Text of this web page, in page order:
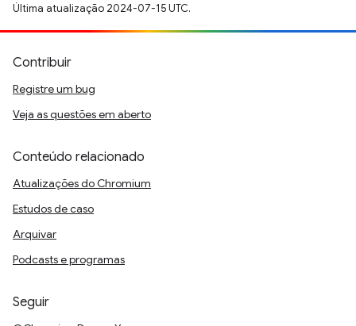
Última atualização 2024-07-15 UTC.
Contribuir
Registre um bug
Veja as questões em aberto
Conteúdo relacionado
Atualizações do Chromium
Estudos de caso
Arquivar
Podcasts e programas
Seguir